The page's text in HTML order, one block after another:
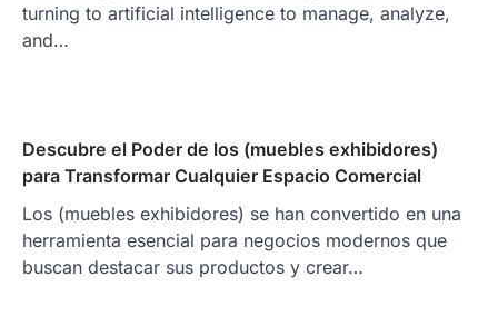
turning to artificial intelligence to manage, analyze,
and…
Descubre el Poder de los (muebles exhibidores)
para Transformar Cualquier Espacio Comercial
Los (muebles exhibidores) se han convertido en una
herramienta esencial para negocios modernos que
buscan destacar sus productos y crear…